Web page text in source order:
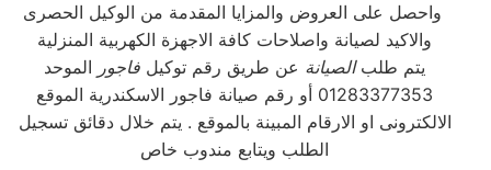
واحصل على العروض والمزايا المقدمة من الوكيل الحصرى
والاكيد لصيانة واصلاحات كافة الاجهزة الكهربية المنزلية
يتم طلبالصيانة عن طريق رقم توكيل فاجور الموحد
01283377353 أو رقم صيانة فاجور الاسكندرية الموقع
الالكترونى او الارقام المبينة بالموقع . يتم خلال دقائق تسجيل
الطلب ويتابع مندوب خاص